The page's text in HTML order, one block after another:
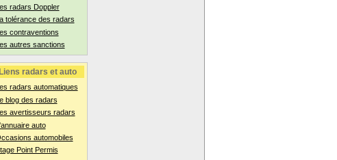
radars Doppler
tolérance des radars
contraventions
autres sanctions
Liens radars et auto
radars automatiques
blog des radars
avertisseurs radars
auto
automobiles
Point Permis